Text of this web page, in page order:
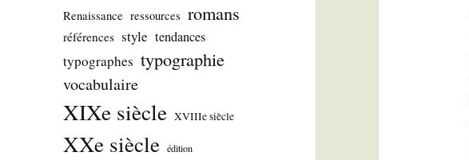
Renaissance ressources romans
références style tendances
typographes typographie
vocabulaire
XIXe siècle XVIIIe siècle
XXe siècle édition